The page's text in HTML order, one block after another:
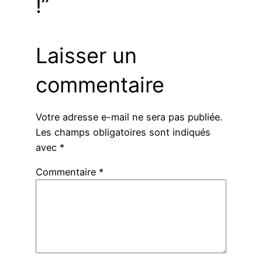
!”
Laisser un
commentaire
Votre adresse e-mail ne sera pas publiée.
Les champs obligatoires sont indiqués
avec *
Commentaire *